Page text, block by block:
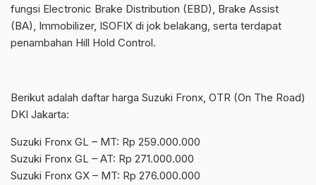
fungsi Electronic Brake Distribution (EBD), Brake Assist
(BA), Immobilizer, ISOFIX di jok belakang, serta terdapat
penambahan Hill Hold Control.
Berikut adalah daftar harga Suzuki Fronx, OTR (On The Road)
DKI Jakarta:
Suzuki Fronx GL – MT: Rp 259.000.000
Suzuki Fronx GL – AT: Rp 271.000.000
Suzuki Fronx GX – MT: Rp 276.000.000